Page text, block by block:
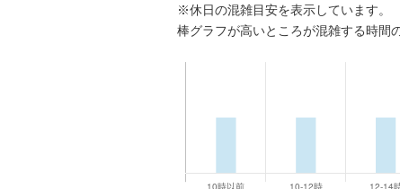
※休日の混雑目安を表示しています。
棒グラフが高いところが混雑する時間